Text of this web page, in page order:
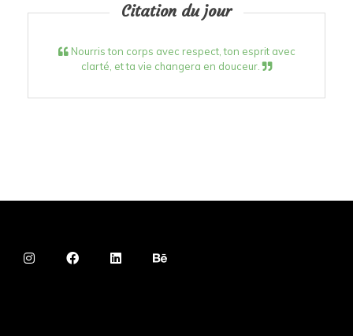
Citation du jour
Nourris ton corps avec respect, ton esprit avec
clarté, et ta vie changera en douceur.